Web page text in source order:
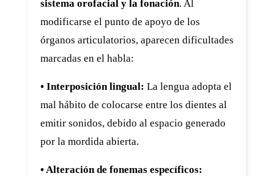
sistema orofacial y la fonación. Al
modificarse el punto de apoyo de los
órganos articulatorios, aparecen dificultades
marcadas en el habla:
• Interposición lingual: La lengua adopta el
mal hábito de colocarse entre los dientes al
emitir sonidos, debido al espacio generado
por la mordida abierta.
• Alteración de fonemas específicos: